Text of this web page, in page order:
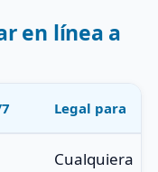
en línea a
Legal para
Cualquiera